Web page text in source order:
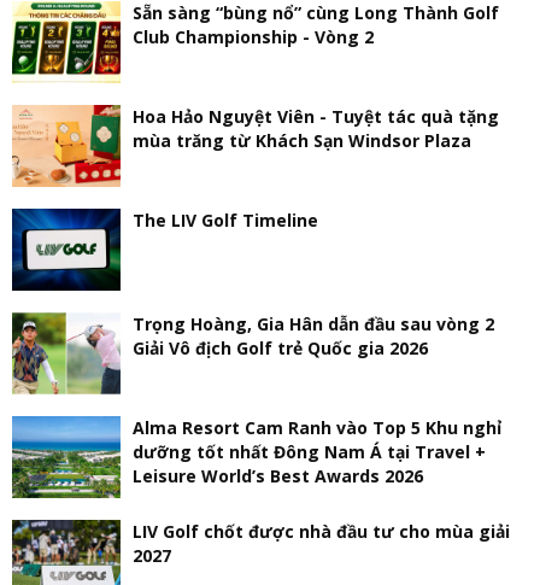
Sẵn sàng “bùng nổ” cùng Long Thành Golf
Club Championship - Vòng 2
Hoa Hảo Nguyệt Viên - Tuyệt tác quà tặng
mùa trăng từ Khách Sạn Windsor Plaza
The LIV Golf Timeline
Trọng Hoàng, Gia Hân dẫn đầu sau vòng 2
Giải Vô địch Golf trẻ Quốc gia 2026
Alma Resort Cam Ranh vào Top 5 Khu nghỉ
dưỡng tốt nhất Đông Nam Á tại Travel +
Leisure World’s Best Awards 2026
LIV Golf chốt được nhà đầu tư cho mùa giải
2027